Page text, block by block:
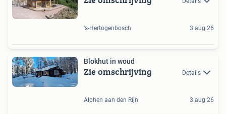
's-Hertogenbosch 3 aug 26
Blokhut in woud
Zie omschrijving Details
Alphen aan den Rijn 3 aug 26